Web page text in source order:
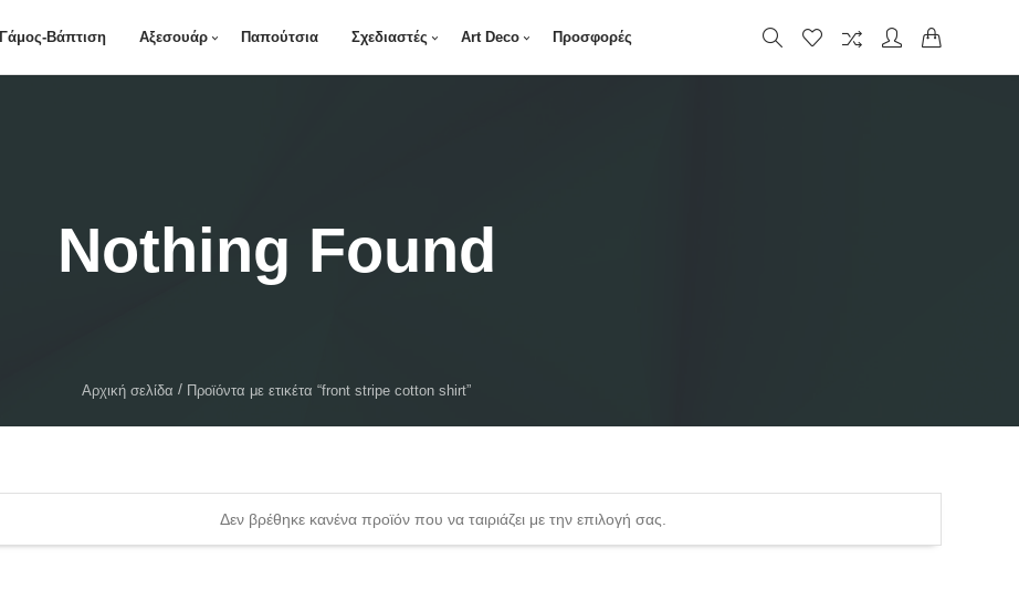
Γάμος-Βάπτιση Αξεσουάρ Παπούτσια Σχεδιαστές Art Deco Προσφορές
Nothing Found
Αρχική σελίδα Προϊόντα με ετικέτα “front stripe cotton shirt”
Δεν βρέθηκε κανένα προϊόν που να ταιριάζει με την επιλογή σας.